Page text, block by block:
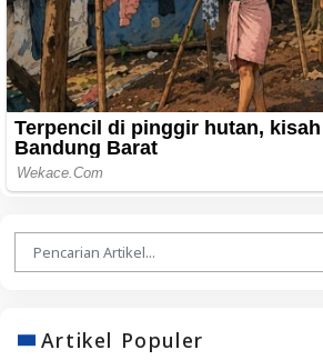
Artikel Populer